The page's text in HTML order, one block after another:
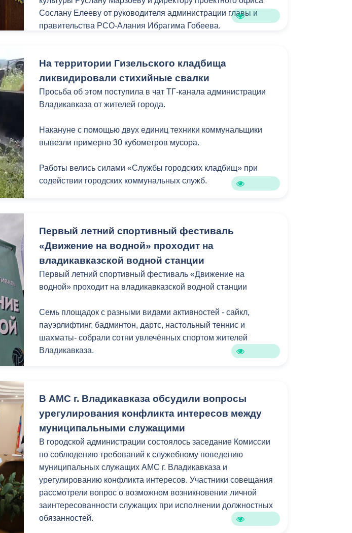
Бесплатная юридическая помощь
Выборы 2026
Напомню, ремонт дороги на улице Галковского проводится в
Сослану Елееву от руководителя администрации главы и
правительства РСО-Алания Ибрагима Гобеева.
выражена за значительный вклад в развитие сотрудничества
с Ханты-Мансийским автономным округом-Югрой и высокий
уровень организации образовательной программы «Лидеры
изменений Югры 5.0», проходившей в Северной Осетии в мае
В рамках программы участники из Югры ранее посетили
управления.
На территории Гизельского кладбища
ликвидировали стихийные свалки
Просьба об этом поступила в чат ТГ-канала администрации
Владикавказа от жителей города.
Накануне с помощью двух единиц техники коммунальщики
вывезли примерно 30 кубометров мусора.
Работы велись силами «Службы городских кладбищ» при
содействии городских коммунальных служб.
Первый летний спортивный фестиваль
«Движение на водной» проходит на
владикавказской водной станции
Первый летний спортивный фестиваль «Движение на
водной» проходит на владикавказской водной станции
Семь площадок с разными видами активностей - сайкл,
пауэрлифтинг, бадминтон, дартс, настольный теннис и
шахматы- собрали сотни увлечённых спортом жителей
Владикавказа.
Владикавказа подготовил развлекательную программу с
аниматорами, аквагримом и весёлыми эстафетами.
«Мы хотели, чтобы это летнее мероприятие объединило как
можно больше горожан разных возрастов и разной
спортивной подготовки. Как видите, задумка удалась, люди
активно участвуют и проявляют интерес»,- отметил
руководитель Комитета Заур Айларов.
Также организатоы подготовили для участников фестиваля
розыгрыш с призами, главные из которых - смартфон,
В АМС г. Владикавказа обсудили вопросы
урегулирования конфликта интересов между
муниципальными служащими
В городской администрации состоялось заседание Комиссии
по соблюдению требований к служебному поведению
муниципальных служащих АМС г. Владикавказа и
урегулированию конфликта интересов. Участники совещания
рассмотрели вопрос о возможном возникновении личной
заинтересованности служащих при исполнении должностных
обязанностей.